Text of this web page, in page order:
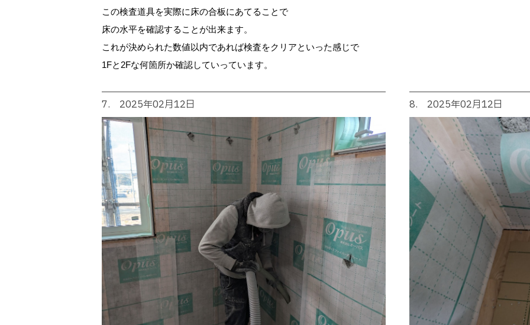
この検査道具を実際に床の合板にあてることで
床の水平を確認することが出来ます。
これが決められた数値以内であれば検査をクリアといった感じで
1Fと2Fな何箇所か確認していっています。
7. 2025年02月12日 8. 2025年02月12日